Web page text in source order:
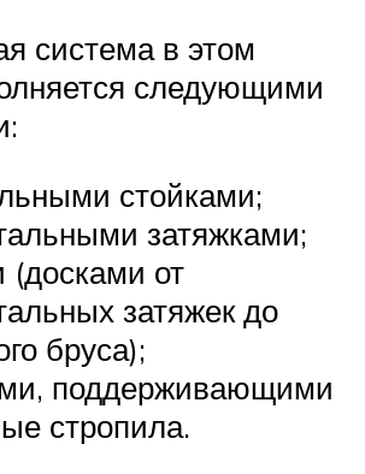
система в этом
следующими
стойками;
затяжками;
(досками от
затяжек до
бруса);
поддерживающими
стропила.